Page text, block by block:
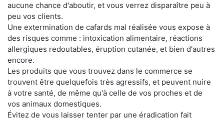
aucune chance d'aboutir, et vous verrez disparaître peu à
peu vos clients.
Une extermination de cafards mal réalisée vous expose à
des risques comme : intoxication alimentaire, réactions
allergiques redoutables, éruption cutanée, et bien d'autres
encore.
Les produits que vous trouvez dans le commerce se
trouvent être quelquefois très agressifs, et peuvent nuire
à votre santé, de même qu'à celle de vos proches et de
vos animaux domestiques.
Évitez de vous laisser tenter par une éradication fait